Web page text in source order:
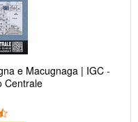
e Macugnaga | IGC -
Centrale